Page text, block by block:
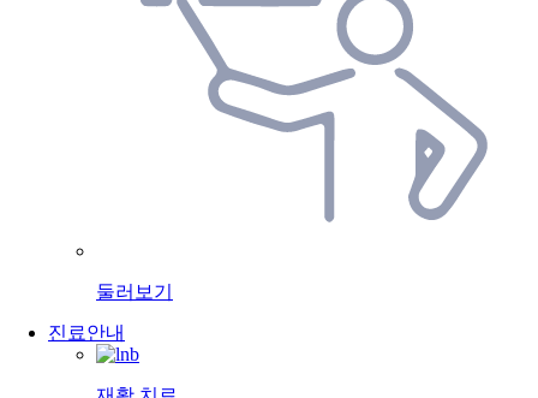
둘러보기
진료안내